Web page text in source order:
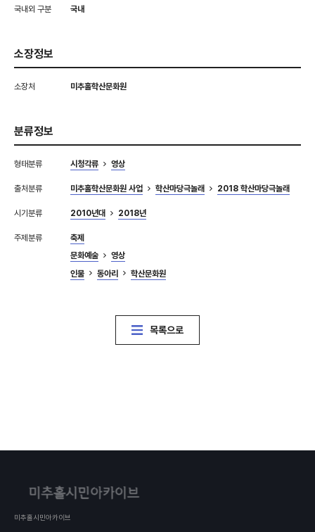
국내외 구분 국내
소장정보
소장처 미추홀학산문화원
분류정보
형태분류 시청각류 영상
출처분류 미추홀학산문화원 사업 학산마당극놀래 2018 학산마당극놀래
시기분류 2010년대 2018년
주제분류
축제
문화예술
영상
인물
동아리 학산문화원
목록으로
미추홀시민아카이브